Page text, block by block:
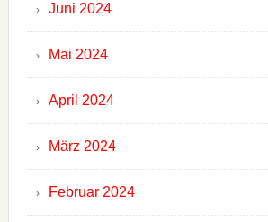
Juni 2024
Mai 2024
April 2024
März 2024
Februar 2024